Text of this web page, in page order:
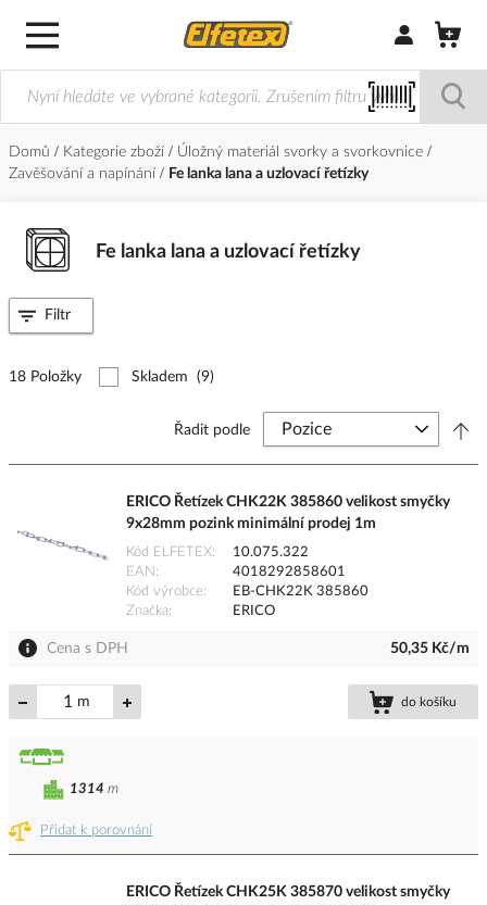
Přihlásit/
Domů Kategorie zboží
Úložný materiál svorky a svorkovnice
Zavěšování a napínání
Fe lanka lana a uzlovací řetízky
Fe lanka lana a uzlovací řetízky
18 Položky Skladem (9)
Řadit podle
ERICO Řetízek CHK22K 385860 velikost smyčky
9x28mm pozink minimální prodej 1m
Kód ELFETEX
10.075.322
EAN
4018292858601
Kód výrobce
EB-CHK22K 385860
Značka
ERICO
Cena s DPH 50,35 Kč/m
m do košíku
Přidat k porovnání
1314 m
ERICO Řetízek CHK25K 385870 velikost smyčky
Filtr